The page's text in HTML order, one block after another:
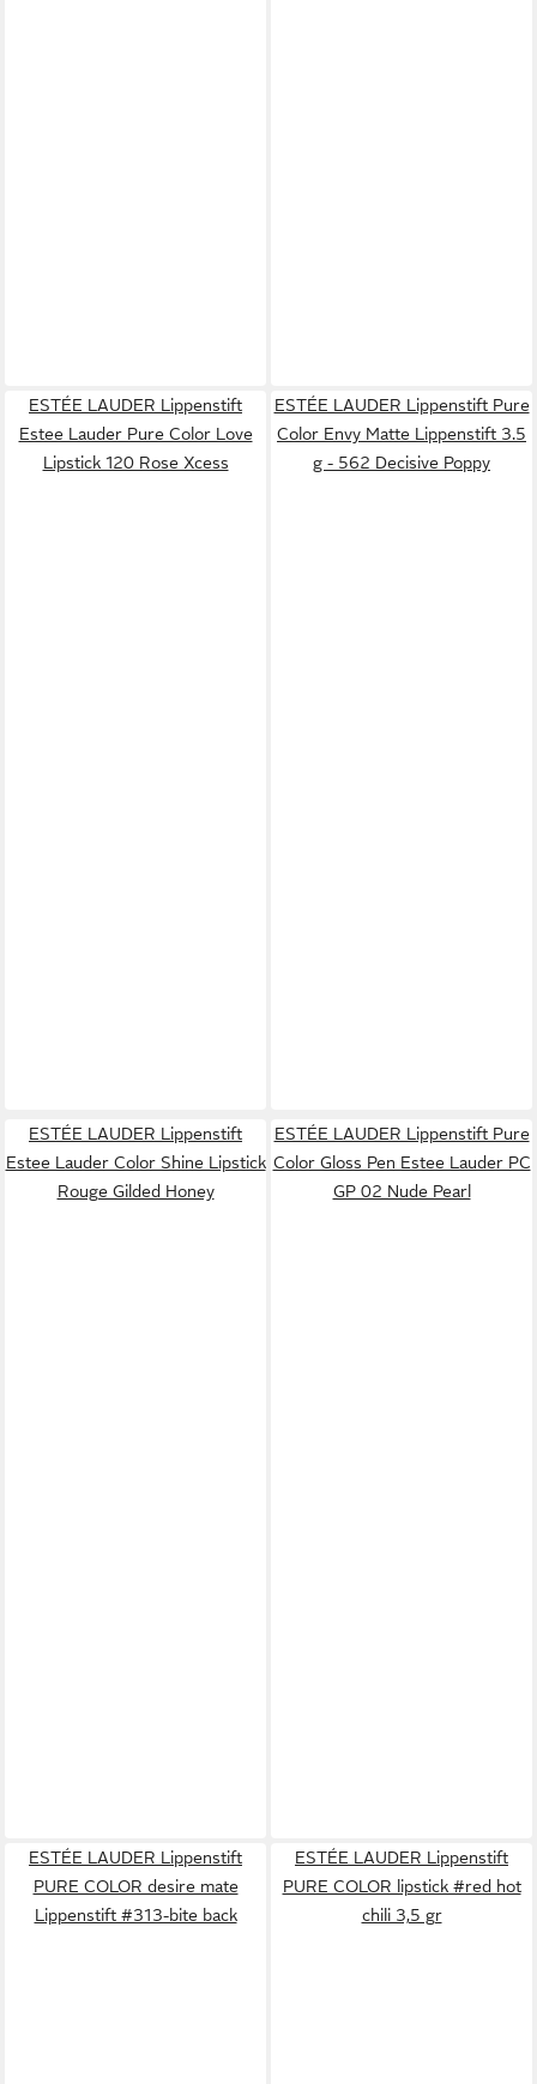
ESTÉE LAUDER Lippenstift
Estee Lauder Pure Color Love
Lipstick 120 Rose Xcess
ESTÉE LAUDER Lippenstift Pure
Color Envy Matte Lippenstift 3.5
g - 562 Decisive Poppy
ESTÉE LAUDER Lippenstift
Estee Lauder Color Shine Lipstick
Rouge Gilded Honey
ESTÉE LAUDER Lippenstift Pure
Color Gloss Pen Estee Lauder PC
GP 02 Nude Pearl
ESTÉE LAUDER Lippenstift
PURE COLOR desire mate
Lippenstift #313-bite back
ESTÉE LAUDER Lippenstift
PURE COLOR lipstick #red hot
chili 3,5 gr